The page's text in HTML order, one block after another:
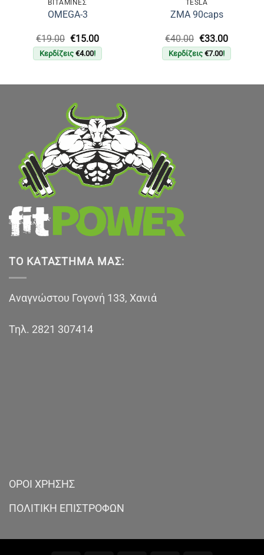
ΒΙΤΑΜΙΝΕΣ
OMEGA-3
€19.00 Original
price
was:
€15.00Η
τρέχουσα
Κερδίζεις €4.00!
TESLA
ZMA 90caps
€40.00 Original
price
was:
€33.00Η
Κερδίζεις €7.00!
ΤΟ ΚΑΤΆΣΤΗΜΑ ΜΑΣ:
Αναγνώστου Γογονή 133, Χανιά
Τηλ. 2821 307414
ΟΡΟΙ ΧΡΗΣΗΣ
ΠΟΛΙΤΙΚΗ ΕΠΙΣΤΡΟΦΩΝ